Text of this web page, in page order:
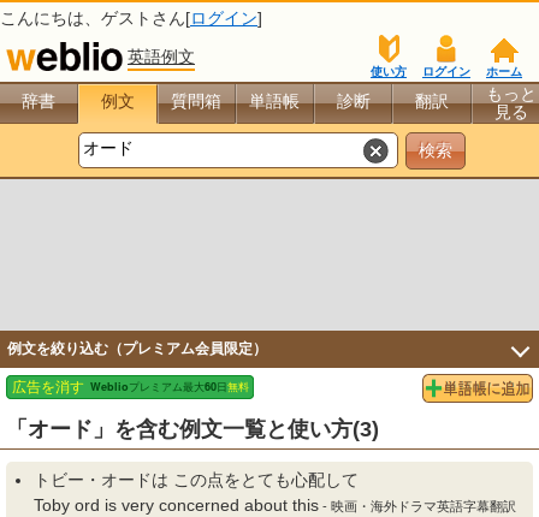
こんにちは、 ゲスト さん[ログイン]
英語例文
ホーム
ログイン
使い方
辞書 例文 質問箱 単語帳 診断 翻訳
もっと
見る
例文を絞り込む（プレミアム会員限定）
「オード」を含む例文一覧と使い方(3)
トビー・ オードは この点をとても心配して
Toby ord is very concerned about this - 映画・海外ドラマ英語字幕翻訳